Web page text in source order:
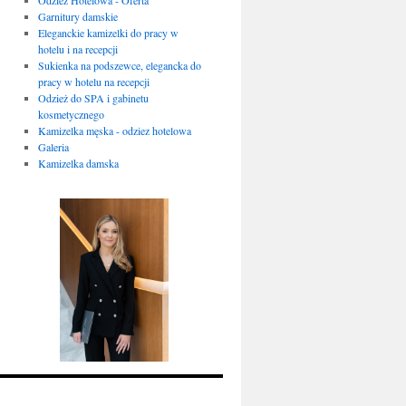
Garnitury damskie
Eleganckie kamizelki do pracy w
hotelu i na recepcji
Sukienka na podszewce, elegancka do
pracy w hotelu na recepcji
Odzież do SPA i gabinetu
kosmetycznego
Kamizelka męska - odziez hotelowa
Galeria
Kamizelka damska